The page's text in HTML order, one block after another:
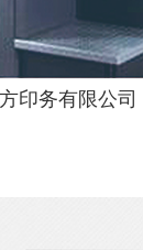
印务有限公